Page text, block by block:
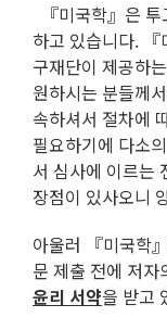
『미국학』은
하고 있습니다.
구재단이 제공하
원하시는 분들께
속하셔서 절차에
필요하기에 다소
서 심사에 이르는
장점이 있사오니
아울러 『미국학
문 제출 전에 저
윤리 서약을 받고